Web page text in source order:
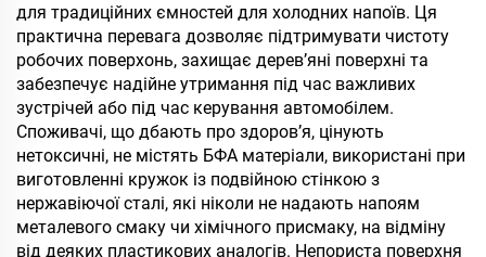
для традиційних ємностей для холодних напоїв. Ця
практична перевага дозволяє підтримувати чистоту
робочих поверхонь, захищає дерев’яні поверхні та
забезпечує надійне утримання під час важливих
зустрічей або під час керування автомобілем.
Споживачі, що дбають про здоров’я, цінують
нетоксичні, не містять БФА матеріали, використані при
виготовленні кружок із подвійною стінкою з
нержавіючої сталі, які ніколи не надають напоям
металевого смаку чи хімічного присмаку, на відміну
від деяких пластикових аналогів. Непориста поверхня